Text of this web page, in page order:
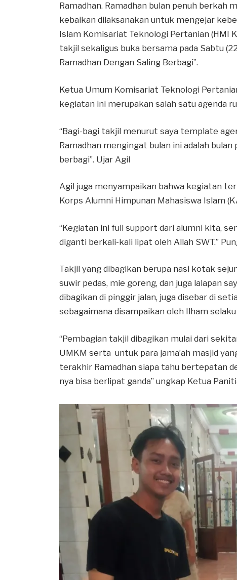
Ramadhan. Ramadhan bulan penuh berkah
kebaikan dilaksanakan untuk mengejar
Islam Komisariat Teknologi Pertanian (HMI
takjil sekaligus buka bersama pada Sabtu
Ramadhan Dengan Saling Berbagi”.
Ketua Umum Komisariat Teknologi
kegiatan ini merupakan salah satu agenda
“Bagi-bagi takjil menurut saya template
Ramadhan mengingat bulan ini adalah
berbagi”. Ujar Agil
Agil juga menyampaikan bahwa kegiatan
Korps Alumni Himpunan Mahasiswa Islam
“Kegiatan ini full support dari alumni kita,
diganti berkali-kali lipat oleh Allah SWT.”
Takjil yang dibagikan berupa nasi kotak
suwir pedas, mie goreng, dan juga lalapan
dibagikan di pinggir jalan, juga disebar di
sebagaimana disampaikan oleh Ilham
“Pembagian takjil dibagikan mulai dari
UMKM serta untuk para jama’ah masjid
terakhir Ramadhan siapa tahu bertepatan
nya bisa berlipat ganda” ungkap Ketua